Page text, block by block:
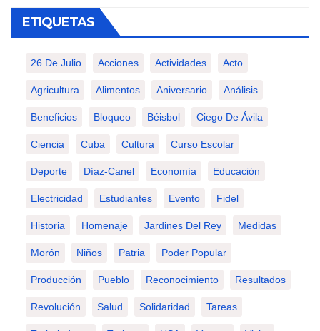
ETIQUETAS
26 De Julio Acciones Actividades Acto
Agricultura Alimentos Aniversario Análisis
Beneficios Bloqueo Béisbol Ciego De Ávila
Ciencia Cuba Cultura Curso Escolar
Deporte Díaz-Canel Economía Educación
Electricidad Estudiantes Evento Fidel
Historia Homenaje Jardines Del Rey Medidas
Morón Niños Patria Poder Popular
Producción Pueblo Reconocimiento Resultados
Revolución Salud Solidaridad Tareas